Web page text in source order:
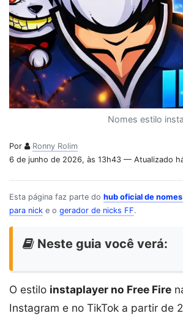
Nomes estilo
Por
Ronny Rolim
6 de junho de 2026, às 13h43 — Atualizado
Esta página faz parte do hub oficial de nomes
para nick e o gerador de nicks FF.
Neste guia você verá:
O estilo instaplayer no Free Fire
Instagram e no TikTok a partir de